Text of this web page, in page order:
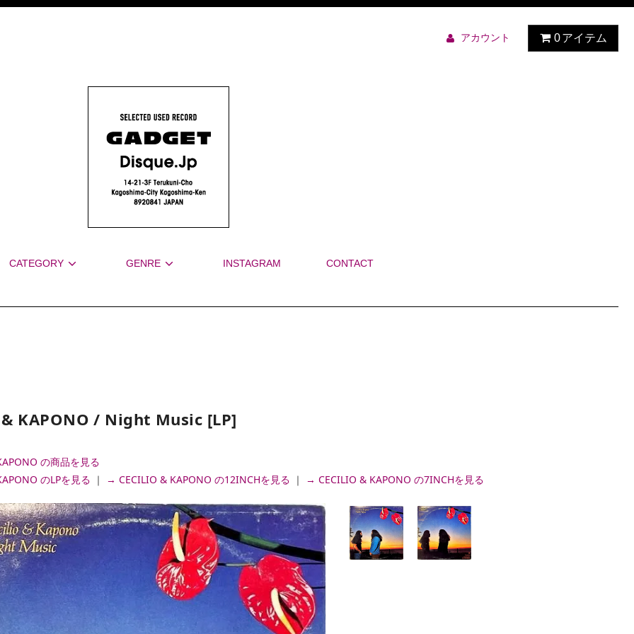
アカウント 0アイテム
CATEGORY GENRE INSTAGRAM CONTACT
& KAPONO / Night Music [LP]
の商品を見る
のLPを見る ｜ → CECILIO & KAPONO の12INCHを見る ｜ → CECILIO & KAPONO の7INCHを見る